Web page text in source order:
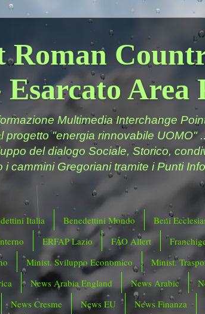
Roman
Area
Multimedia Interchange
progetto "energia rinnovabile UOMO"
del dialogo Sociale, Storico,
cammini Gregoriani tramite i Punti
Italia Benedettini Mondo
Beni
ERFAP Lazio FAO Allert
Minist. Sviluppo Economico
Minist.
News Arabia England News Arabic
News Cresme News EU
News Finanza